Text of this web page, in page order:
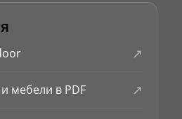
↗
мебели в PDF ↗